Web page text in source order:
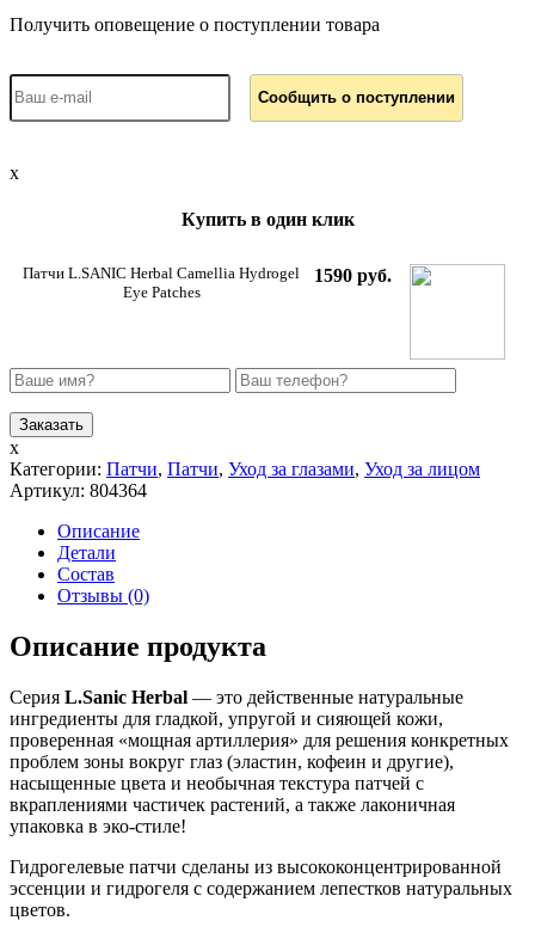
Получить оповещение о поступлении товара
x
Купить в один клик
Патчи L.SANIC Herbal Camellia Hydrogel
Eye Patches
1590 руб.
x
Категории: Патчи, Патчи, Уход за глазами, Уход за лицом
Артикул: 804364
Описание
Детали
Состав
Отзывы (0)
Описание продукта
Серия L.Sanic Herbal — это действенные натуральные
ингредиенты для гладкой, упругой и сияющей кожи,
проверенная «мощная артиллерия» для решения конкретных
проблем зоны вокруг глаз (эластин, кофеин и другие),
насыщенные цвета и необычная текстура патчей с
вкраплениями частичек растений, а также лаконичная
упаковка в эко-стиле!
Гидрогелевые патчи сделаны из высококонцентрированной
эссенции и гидрогеля с содержанием лепестков натуральных
цветов.